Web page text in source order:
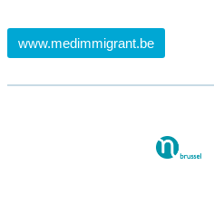
www.medimmigrant.be